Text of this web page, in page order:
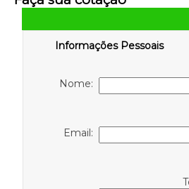
Informações Pessoais
Nome:
Email: